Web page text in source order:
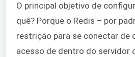
O principal objetivo de
quê? Porque o Redis – por
restrição para se conectar de
acesso de dentro do servidor